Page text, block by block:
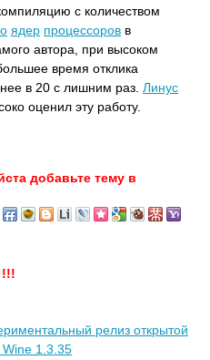
с количеством
ядер процессоров в
автора, при высоком
время отклика
в 20 с лишним раз. Линус
оценил эту работу.
добавьте тему в
!!!
релиз открытой
Wine 1.3.35